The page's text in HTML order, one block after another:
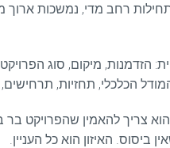
רחב מדי, נמשכות ארוך
מיקום, סוג
הכלכלי, תחזיות,
צריך להאמין שהפרויקט
האיזון הוא כל העניין.